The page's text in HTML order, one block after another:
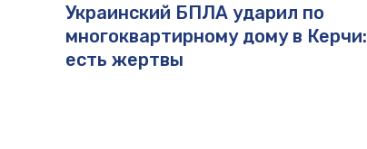
Украинский БПЛА ударил по
многоквартирному дому в Керчи:
есть жертвы